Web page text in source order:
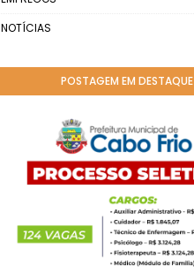
NOTÍCIAS
POSTAGEM EM DESTAQUE